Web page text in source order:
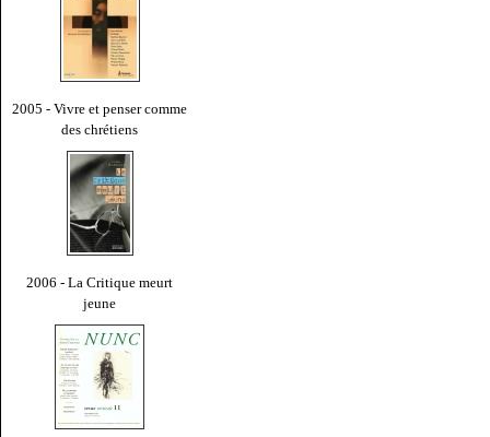
2005 - Vivre et penser comme
des chrétiens
2006 - La Critique meurt
jeune